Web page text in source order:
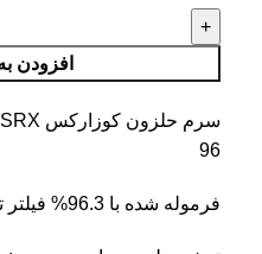
افزودن
96
فرموله شده با 96.3% فیلتر ترشح حلزون